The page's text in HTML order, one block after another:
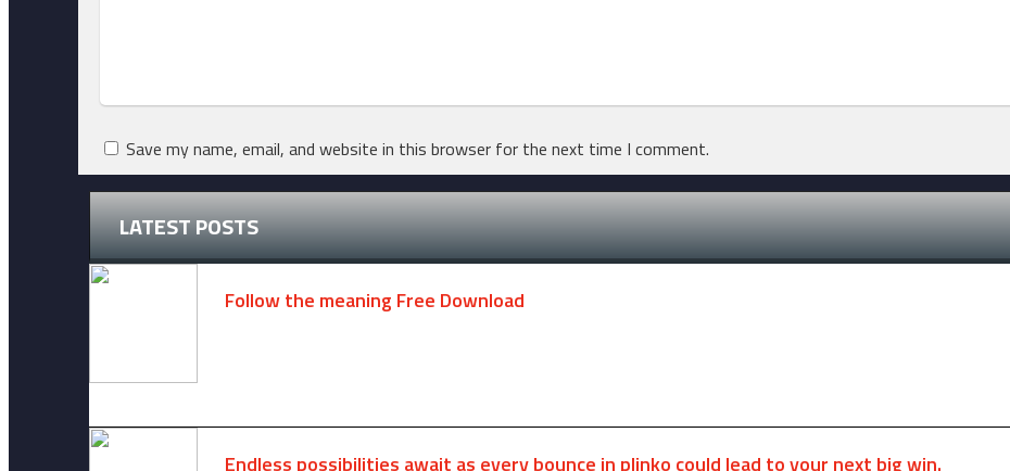
Save my name, email, and website in this browser for the next time I comment.
LATEST POSTS
Follow the meaning Free Download
Endless possibilities await as every bounce in plinko could lead to your next big win.